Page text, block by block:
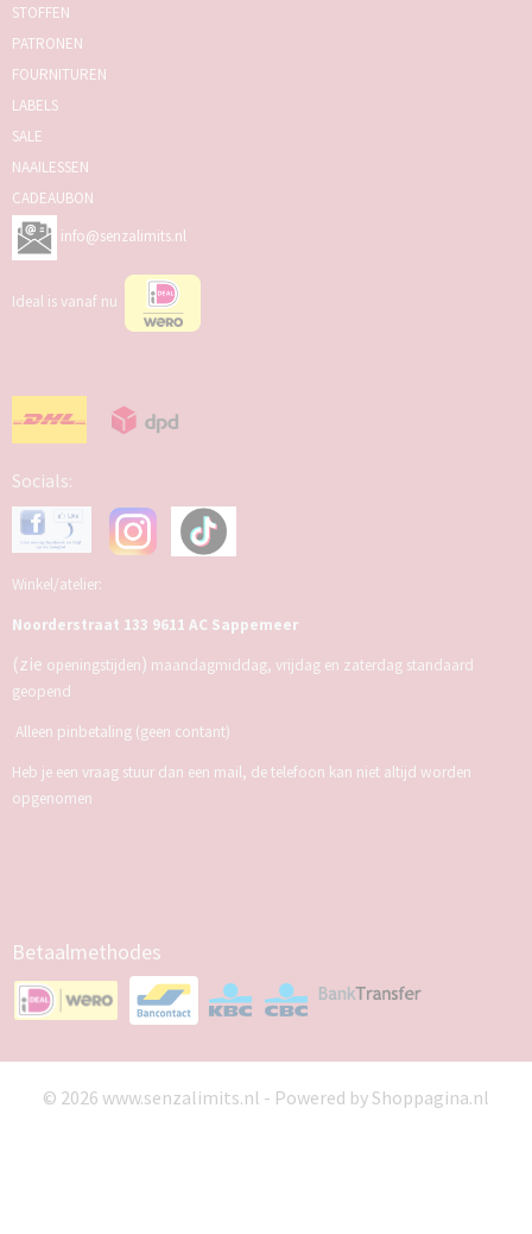
STOFFEN
PATRONEN
FOURNITUREN
LABELS
SALE
NAAILESSEN
CADEAUBON
info@senzalimits.nl
Ideal is vanaf nu
Socials:
Winkel/atelier:
Noorderstraat 133 9611 AC Sappemeer
(zie openingstijden) maandagmiddag, vrijdag en zaterdag standaard
geopend
Alleen pinbetaling (geen contant)
Heb je een vraag stuur dan een mail, de telefoon kan niet altijd worden
opgenomen
Betaalmethodes
© 2026 www.senzalimits.nl - Powered by Shoppagina.nl